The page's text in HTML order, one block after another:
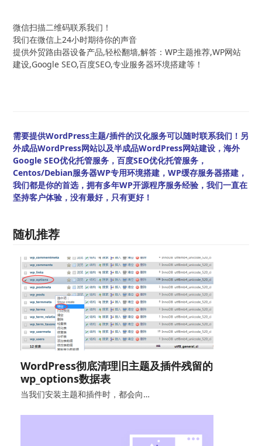
微信扫描二维码联系我们！
我们在微信上24小时期待你的声音
提供外贸路由器设备产品,轻松翻墙,解答：WP主题推荐,WP网站
建设,Google SEO,百度SEO,专业服务器环境搭建等！
需要提供WordPress主题/插件的汉化服务可以随时联系我们！另
外成品WordPress网站以及半成品WordPress网站建设，海外
Google SEO优化托管服务，百度SEO优化托管服务，
Centos/Debian服务器WP专用环境搭建，WP缓存服务器搭建，
我们都是你的首选，拥有多年WP开源程序服务经验，我们一直在
坚持客户体验，没有最好，只有更好！
随机推荐
WordPress彻底清理旧主题及插件残留的
wp_options数据表
当我们安装主题和插件时，都会向…